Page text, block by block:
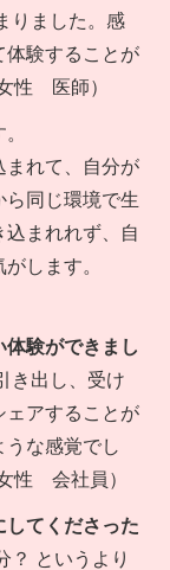
りました。感
体験することが
性 医師）
まれて、自分が
ら同じ環境で生
まれれず、自
します。
体験ができまし
き出し、受け
ェアすることが
な感覚でし
性 会社員）
してくださった
？ というより